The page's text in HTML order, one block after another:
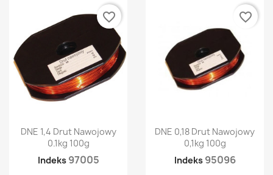
DNE 1,4 Drut Nawojowy
0.1kg 100g
Indeks 97005
favorite_border
DNE 0,18 Drut Nawojowy
0,1kg 100g
Indeks 95096
favorite_border